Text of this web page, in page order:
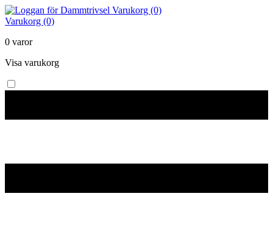
Varukorg (0)
Varukorg (0)
0 varor
Visa varukorg